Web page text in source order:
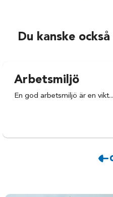
Du kanske
Arbetsmiljö
En god arbetsmiljö är en vikt...